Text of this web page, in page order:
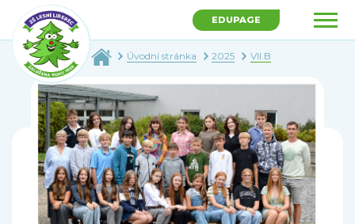
EDUPAGE
Úvodní stránka 2025 VII.B